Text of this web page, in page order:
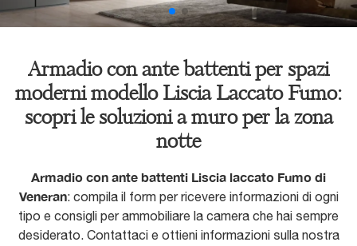
Armadio con ante battenti per spazi
moderni modello Liscia Laccato Fumo:
scopri le soluzioni a muro per la zona
notte
Armadio con ante battenti Liscia laccato Fumo di
Veneran: compila il form per ricevere informazioni di ogni
tipo e consigli per ammobiliare la camera che hai sempre
desiderato. Contattaci e ottieni informazioni sulla nostra